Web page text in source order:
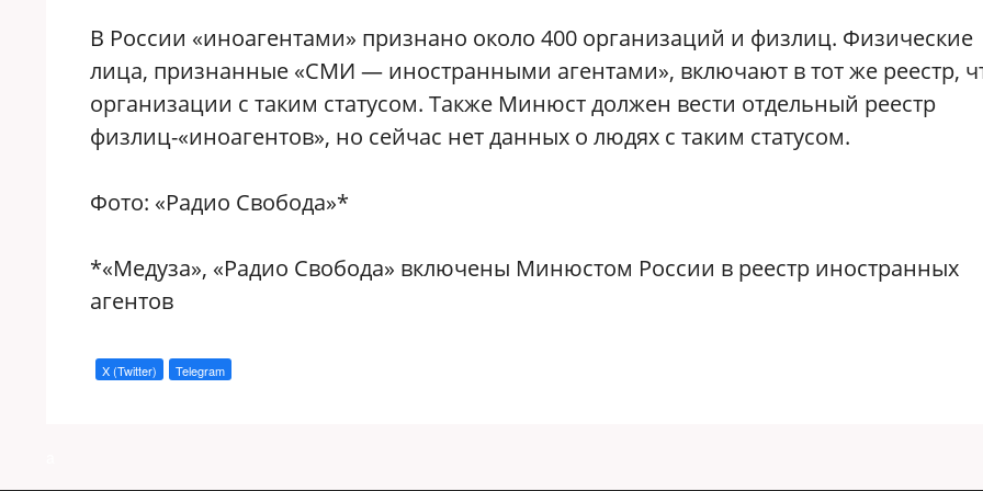
В России «иноагентами» признано около 400 организаций и физлиц. Физические
лица, признанные «СМИ — иностранными агентами», включают в тот же реестр,
организации с таким статусом. Также Минюст должен вести отдельный реестр
физлиц-«иноагентов», но сейчас нет данных о людях с таким статусом.
Фото: «Радио Свобода»*
*«Медуза», «Радио Свобода» включены Минюстом России в реестр иностранных
агентов
X (Twitter) Telegram